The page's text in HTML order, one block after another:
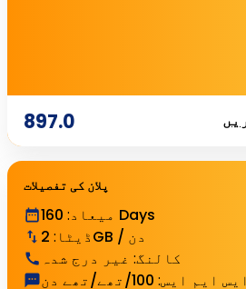
897.0
پلان کی تفصیلات
میعاد:
160 Days
ڈیٹا :
2GB / دن
کالنگ: غیر درج شدہ
ایس ایم ایس: 100/تھے/تھے دن